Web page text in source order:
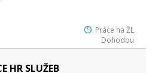
Práce na ŽL
Dohodou
HR SLUŽEB